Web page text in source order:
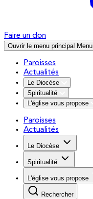
Faire un don
Ouvrir le menu principal Menu
Paroisses
Actualités
Le Diocèse
Spiritualité
L'église vous propose
Paroisses
Actualités
Le Diocèse
Spiritualité
L'église vous propose
Rechercher